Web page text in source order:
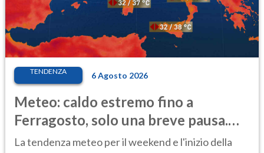
TENDENZA 6 Agosto 2026
Meteo: caldo estremo fino a
Ferragosto, solo una breve pausa.
Ecco dove
La tendenza meteo per il weekend e l'inizio della